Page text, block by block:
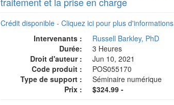
Crédit disponible - Cliquez ici pour plus d'informations
Intervenants :
Russell Barkley, PhD
Durée:
3 Heures
Droit d'auteur :
Jun 10, 2021
Code produit :
POS055170
Type de support :
Séminaire numérique
Prix :
$324.99 -